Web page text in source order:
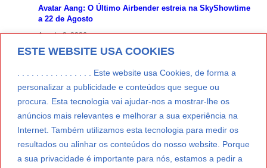
ESTE WEBSITE USA COOKIES
. . . . . . . . . . . . . . . . Este website usa Cookies, de forma a
personalizar a publicidade e conteúdos que segue ou
procura. Esta tecnologia vai ajudar-nos a mostrar-lhe os
anúncios mais relevantes e melhorar a sua experiência na
Internet. Também utilizamos esta tecnologia para medir os
resultados ou alinhar os conteúdos do nosso website. Porque
a sua privacidade é importante para nós, estamos a pedir a
Avatar Aang: O Último Airbender estreia na SkyShowtime
a 22 de Agosto
Agosto 3, 2026
milhões de euros
Julho 31, 2026
Costa Boal Branco 2025: nova colheita reforça aposta nos
brancos do Douro
Novas 7 Maravilhas de Portugal: Setúbal recebe final